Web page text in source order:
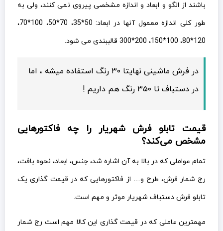
باشند از الگو و ابعاد و اندازه مشخصی پیروی نمی کنند، ولی به
طور کلی اندازه معمول آنها در ابعاد: 50*35، 70*50، 100*70،
120*80، 100*150، 200*300 قالببندی می شود.
در فرش ماشینی نهایتا ۳۰ رنگ استفاده میشه ، اما
در دستباف تا ۳۵۰ رنگ هم داریم !
قیمت تابلو فرش شهریار را چه فاکتورهایی
مشخص می‌کند؟
تمام عواملی که در بالا به آن اشاره شد، جنس، ابعاد، نحوه بافت،
رج شمار فرش، طرح و… از فاکتورهایی که در قیمت گذاری یک
تابلو فرش دستباف شهریار موثر و مهم است.
مهمترین عاملی که در قیمت گذاری این کالا مهم است رج شمار